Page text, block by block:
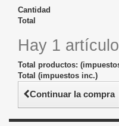
Cantidad
Total
Hay 1
Total productos:
Total (impuestos inc.)
Continuar la compra